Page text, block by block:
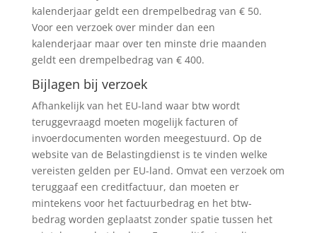
kalenderjaar geldt een drempelbedrag van € 50.
Voor een verzoek over minder dan een
kalenderjaar maar over ten minste drie maanden
geldt een drempelbedrag van € 400.
Bijlagen bij verzoek
Afhankelijk van het EU-land waar btw wordt
teruggevraagd moeten mogelijk facturen of
invoerdocumenten worden meegestuurd. Op de
website van de Belastingdienst is te vinden welke
vereisten gelden per EU-land. Omvat een verzoek om
teruggaaf een creditfactuur, dan moeten er
mintekens voor het factuurbedrag en het btw-
bedrag worden geplaatst zonder spatie tussen het